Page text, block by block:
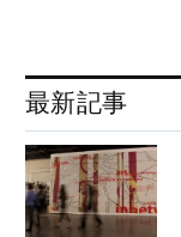
最新記事